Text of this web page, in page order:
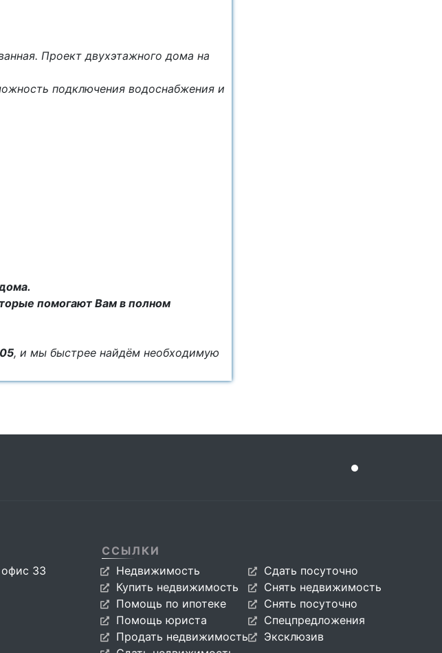
Проект двухэтажного дома на
подключения водоснабжения и
помогают Вам в полном
, и мы быстрее найдём необходимую
офис 33
ССЫЛКИ
Недвижимость
Купить недвижимость
Помощь по ипотеке
Помощь юриста
Продать недвижимость
Сдать посуточно
Снять недвижимость
Снять посуточно
Спецпредложения
Эксклюзив